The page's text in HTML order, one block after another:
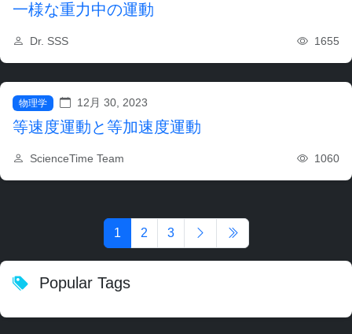
一様な重力中の運動
Dr. SSS 1655
物理学 12月 30, 2023
等速度運動と等加速度運動
ScienceTime Team 1060
1 2 3
Popular Tags